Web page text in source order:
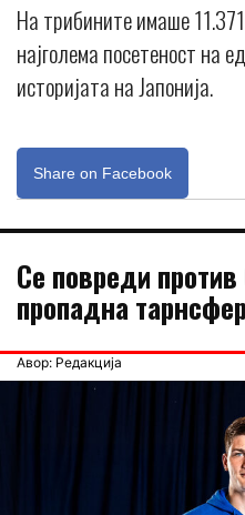
На трибините имаше
најголема посетеност на
историјата на Јапонија.
Share on Facebook
Се повреди
пропадна
Авор: Редакција